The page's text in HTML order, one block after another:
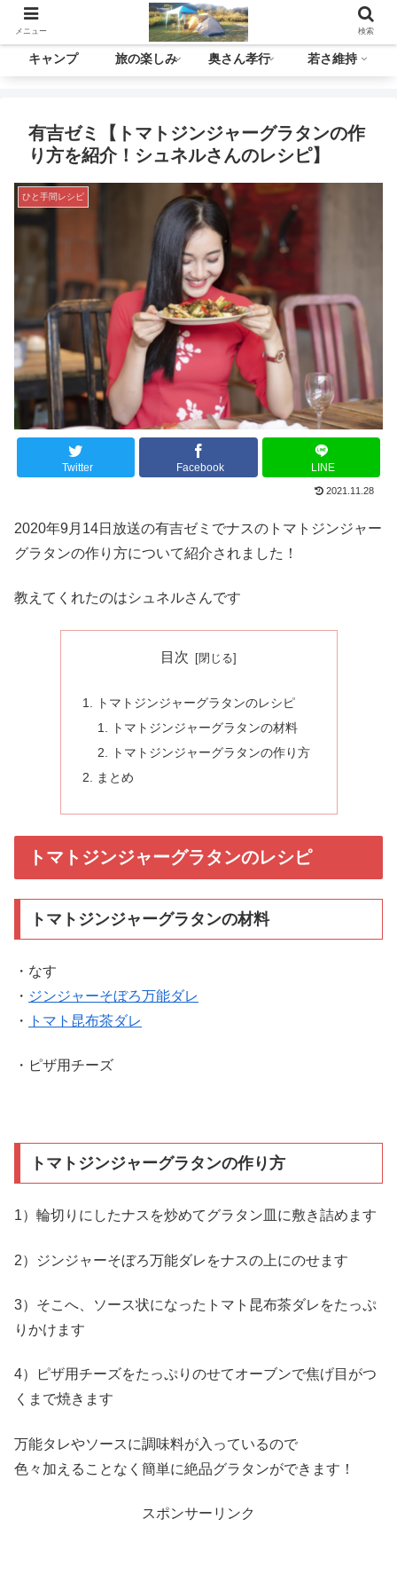
キャンプ 旅の楽しみ 奥さん孝行 若さ維持
有吉ゼミ【トマトジンジャーグラタンの作
り方を紹介！シュネルさんのレシピ】
ひと手間レシピ
Twitter Facebook LINE
2021.11.28
2020年9月14日放送の有吉ゼミでナスのトマトジンジャー
グラタンの作り方について紹介されました！
教えてくれたのはシュネルさんです
目次
トマトジンジャーグラタンのレシピ
トマトジンジャーグラタンの材料
トマトジンジャーグラタンの作り方
まとめ
トマトジンジャーグラタンのレシピ
トマトジンジャーグラタンの材料
・なす
・ ジンジャーそぼろ万能ダレ
・
トマト昆布茶ダレ
・ピザ用チーズ
トマトジンジャーグラタンの作り方
1）輪切りにしたナスを炒めてグラタン皿に敷き詰めます
2）ジンジャーそぼろ万能ダレをナスの上にのせます
3）そこへ、ソース状になったトマト昆布茶ダレをたっぷ
りかけます
4）ピザ用チーズをたっぷりのせてオーブンで焦げ目がつ
くまで焼きます
万能タレやソースに調味料が入っているので
色々加えることなく簡単に絶品グラタンができます！
スポンサーリンク
メニュー 検索